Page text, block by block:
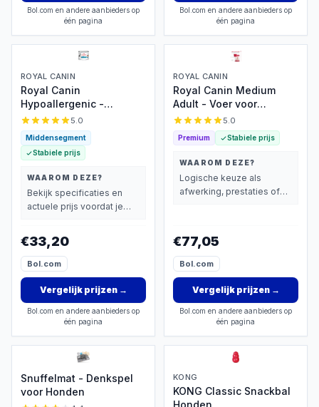
Bol.com en andere aanbieders op
één pagina
Bol.com en andere aanbieders op
één pagina
ROYAL CANIN
Royal Canin
Hypoallergenic -
Dieetvoer voor
hondallergieën
5.0
Middensegment
Stabiele prijs
WAAROM DEZE?
Bekijk specificaties en
actuele prijs voordat je
€33,20
Bol.com
Vergelijk prijzen→
Bol.com en andere aanbieders op
één pagina
ROYAL CANIN
Royal Canin Medium
Adult - Voer voor
middelgrote gezonde
5.0
Premium Stabiele prijs
WAAROM DEZE?
Logische keuze als
afwerking, prestaties of
€77,05
Bol.com
Vergelijk prijzen→
Bol.com en andere aanbieders op
één pagina
Snuffelmat - Denkspel
voor Honden
KONG
KONG Classic Snackbal
Honden